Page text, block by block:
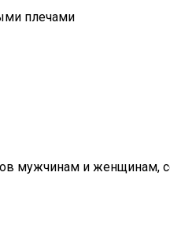
плечами
мужчинам и женщинам,